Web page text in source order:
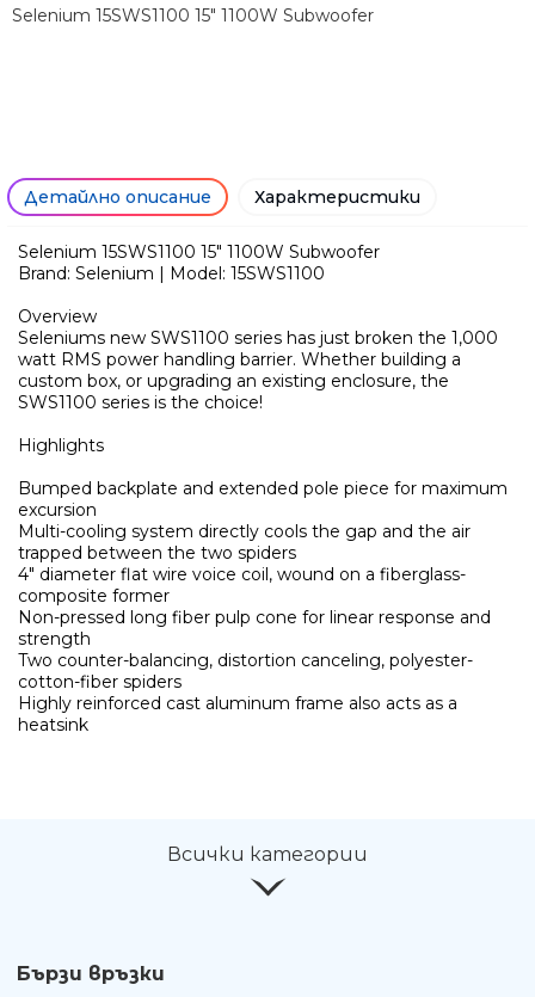
Ние ще се свържем с вас в
Selenium 15SWS1100 15" 1100W Subwoofer
Детайлно описание Характеристики
Selenium 15SWS1100 15" 1100W Subwoofer
Brand: Selenium | Model: 15SWS1100
Overview
Seleniums new SWS1100 series has just broken the 1,000
watt RMS power handling barrier. Whether building a
custom box, or upgrading an existing enclosure, the
SWS1100 series is the choice!
Highlights
Bumped backplate and extended pole piece for maximum
excursion
Multi-cooling system directly cools the gap and the air
trapped between the two spiders
4" diameter flat wire voice coil, wound on a fiberglass-
composite former
Non-pressed long fiber pulp cone for linear response and
strength
Two counter-balancing, distortion canceling, polyester-
cotton-fiber spiders
Highly reinforced cast aluminum frame also acts as a
heatsink
Всички категории
Бързи връзки